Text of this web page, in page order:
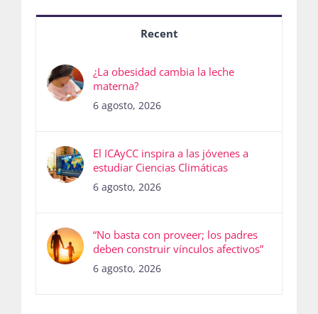
Recent
¿La obesidad cambia la leche
materna?
6 agosto, 2026
El ICAyCC inspira a las jóvenes a
estudiar Ciencias Climáticas
6 agosto, 2026
“No basta con proveer; los padres
deben construir vínculos afectivos”
6 agosto, 2026